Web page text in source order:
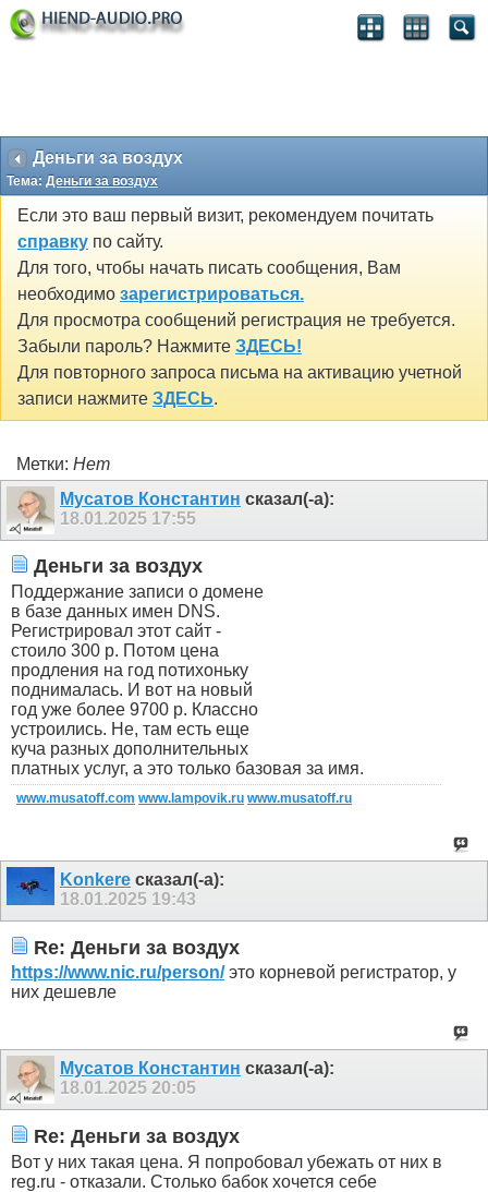
Деньги за воздух
Тема: Деньги за воздух
Если это ваш первый визит, рекомендуем почитать
справку по сайту.
Для того, чтобы начать писать сообщения, Вам
необходимо зарегистрироваться.
Для просмотра сообщений регистрация не требуется.
Забыли пароль? Нажмите ЗДЕСЬ!
Для повторного запроса письма на активацию учетной
записи нажмите ЗДЕСЬ.
Метки: Нет
Мусатов Константин сказал(-а):
18.01.2025 17:55
Деньги за воздух
Поддержание записи о домене
в базе данных имен DNS.
Регистрировал этот сайт -
стоило 300 р. Потом цена
продления на год потихоньку
поднималась. И вот на новый
год уже более 9700 р. Классно
устроились. Не, там есть еще
куча разных дополнительных
платных услуг, а это только базовая за имя.
www.musatoff.com www.lampovik.ru www.musatoff.ru
Konkere сказал(-а):
18.01.2025 19:43
Re: Деньги за воздух
https://www.nic.ru/person/это корневой регистратор, у
них дешевле
Мусатов Константин сказал(-а):
18.01.2025 20:05
Re: Деньги за воздух
Вот у них такая цена. Я попробовал убежать от них в
reg.ru - отказали. Столько бабок хочется себе